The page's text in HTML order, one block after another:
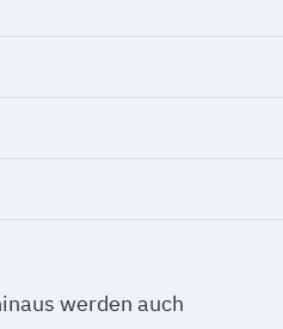
werden auch